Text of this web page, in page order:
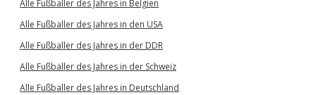
Alle Fußballer des Jahres in Belgien
Alle Fußballer des Jahres in den USA
Alle Fußballer des Jahres in der DDR
Alle Fußballer des Jahres in der Schweiz
Alle Fußballer des Jahres in Deutschland